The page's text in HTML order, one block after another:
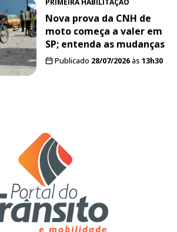
PRIMEIRA HABILITAÇÃO
Nova prova da CNH de
moto começa a valer em
SP; entenda as mudanças
Publicado 28/07/2026às 13h30